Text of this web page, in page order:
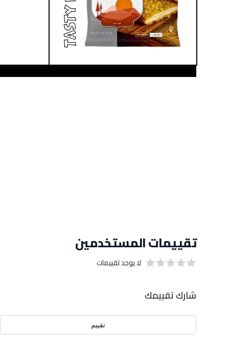
تقييمات المستخدمين
لا يوجد تقييمات
شارك تقييمك
تقييم